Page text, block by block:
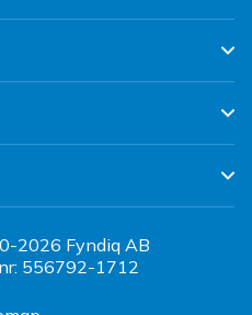
2026 Fyndiq AB
556792-1712